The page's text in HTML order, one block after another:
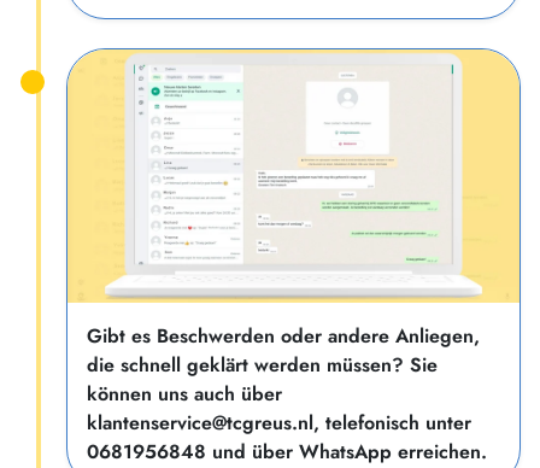
Gibt es Beschwerden oder andere Anliegen,
die schnell geklärt werden müssen? Sie
können uns auch über
klantenservice@tcgreus.nl, telefonisch unter
0681956848 und über WhatsApp erreichen.